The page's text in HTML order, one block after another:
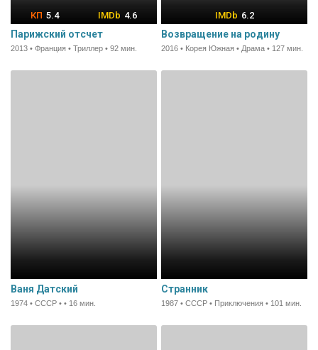
5.4 4.6
Парижский отсчет
2013 • Франция • Триллер • 92 мин.
6.2
Возвращение на родину
2016 • Корея Южная • Драма • 127 мин.
Ваня Датский
1974 • СССР • • 16 мин.
Странник
1987 • СССР • Приключения • 101 мин.